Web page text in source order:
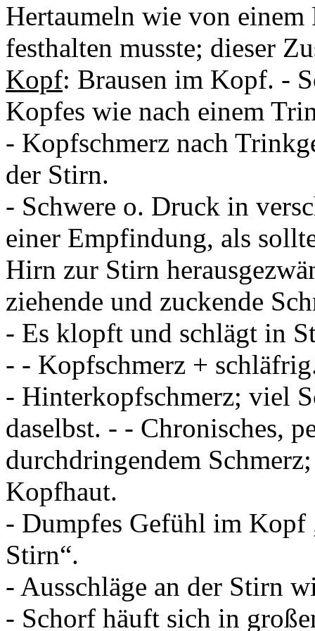
Hertaumeln wie von einem
festhalten musste; dieser
Kopf: Brausen im Kopf. -
Kopfes wie nach einem
- Kopfschmerz nach
der Stirn.
- Schwere o. Druck in
einer Empfindung, als
Hirn zur Stirn
ziehende und zuckende
- Es klopft und schlägt in
- - Kopfschmerz +
- Hinterkopfschmerz; viel
daselbst. - - Chronisches,
durchdringendem
Kopfhaut.
- Dumpfes Gefühl im Kopf
Stirn“.
- Ausschläge an der Stirn
- Schorf häuft sich in